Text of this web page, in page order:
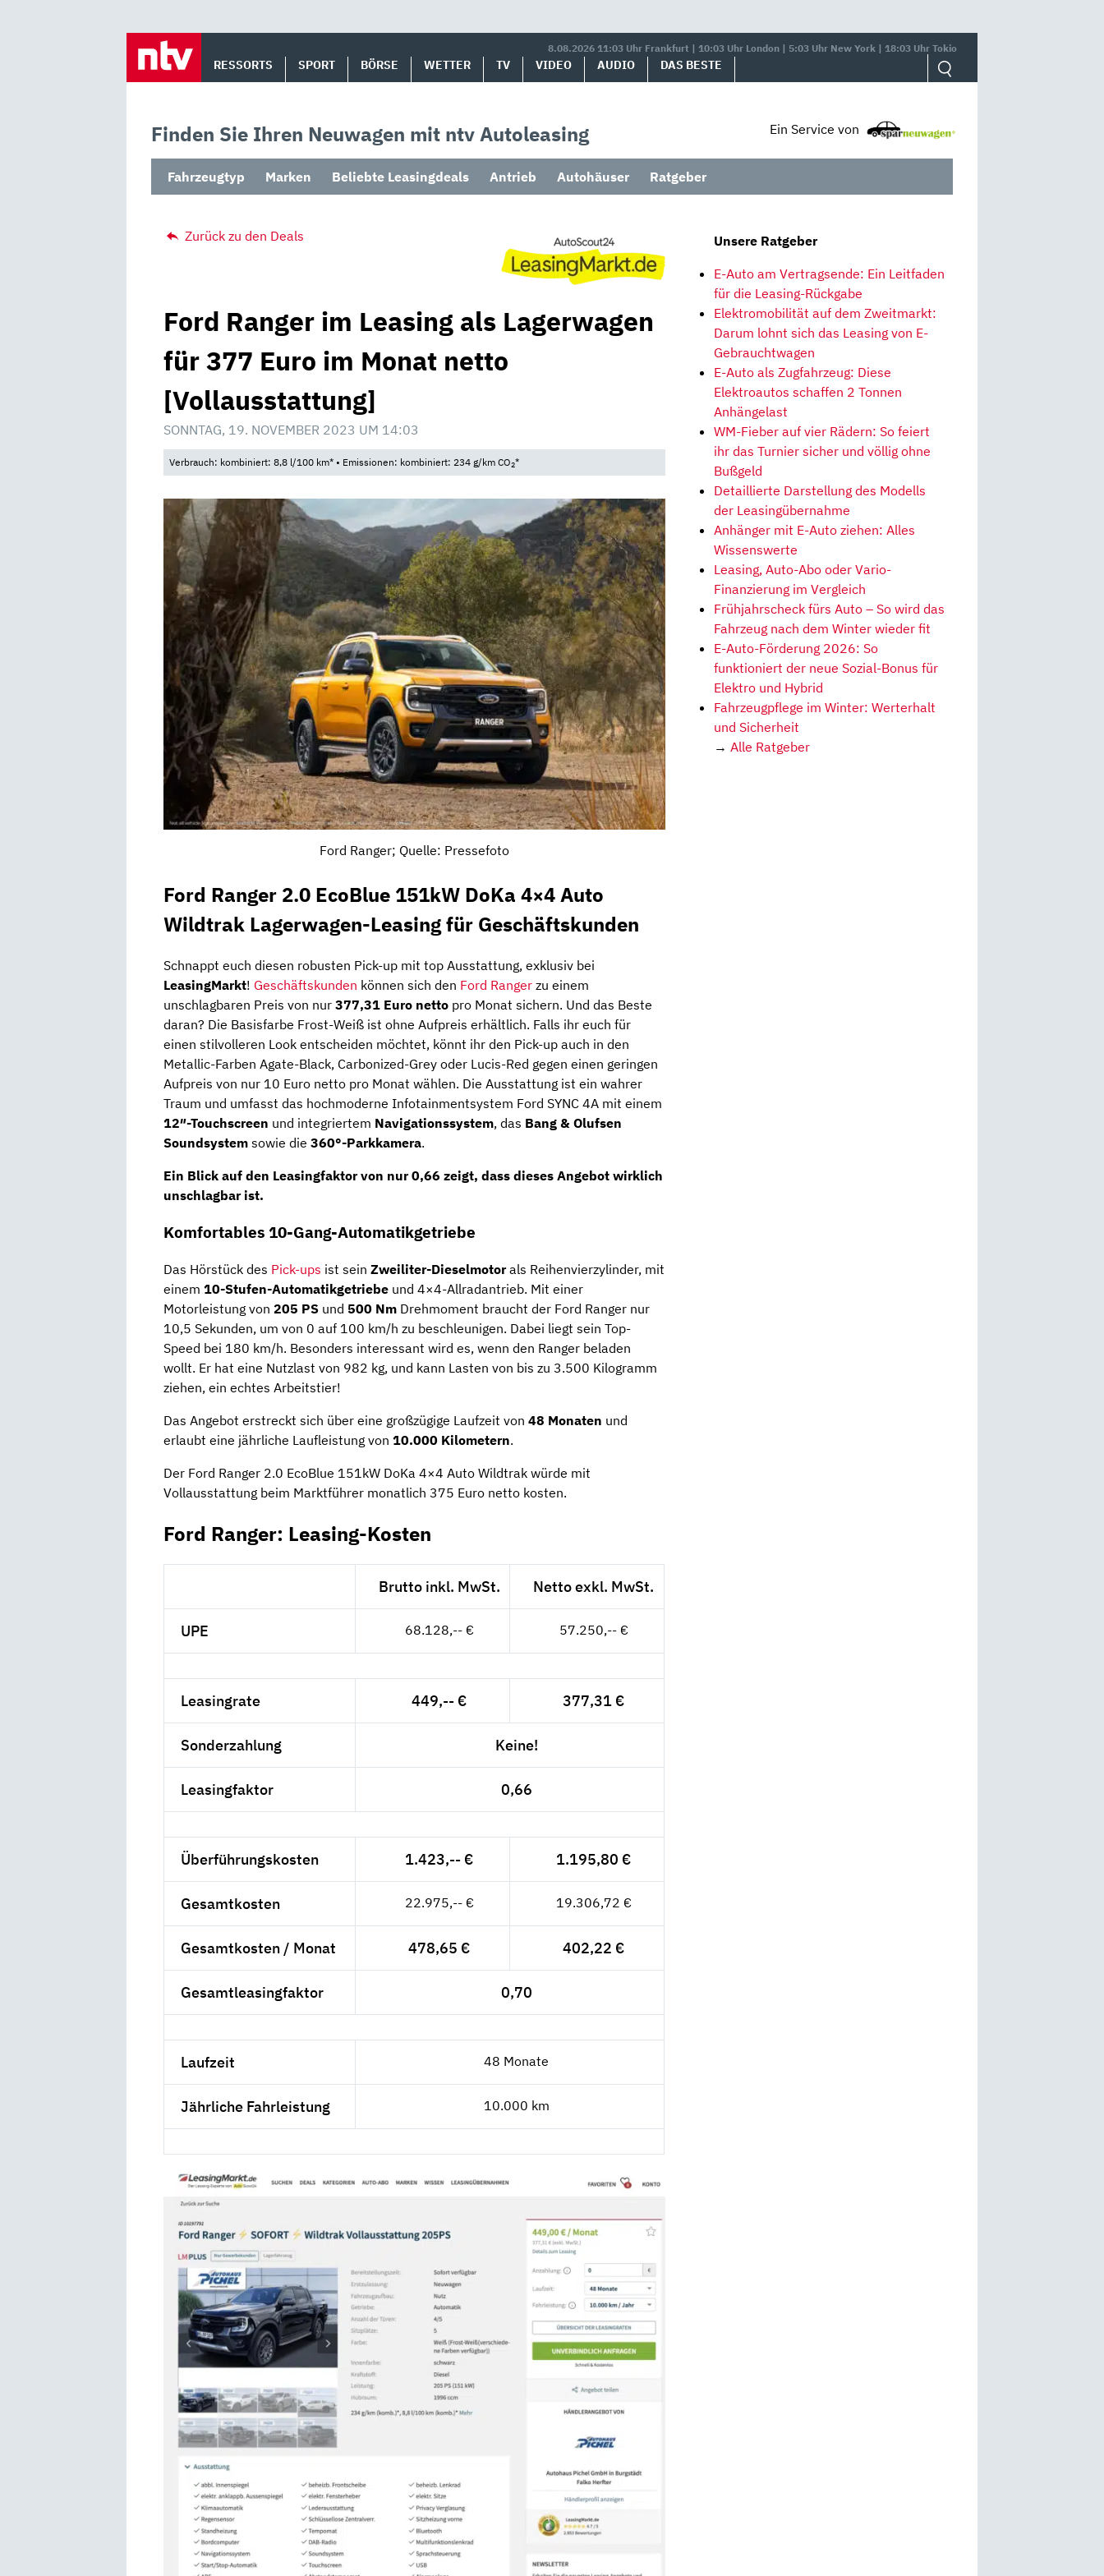
8.08.2026 11:03 Uhr Frankfurt | 10:03 Uhr London | 5:03 Uhr New York | 18:03 Uhr Tokio
RESSORTS SPORT BÖRSE WETTER TV VIDEO AUDIO DAS BESTE
Finden Sie Ihren Neuwagen mit ntv Autoleasing Ein Service von
Fahrzeugtyp Marken Beliebte Leasingdeals Antrieb Autohäuser Ratgeber
Zurück zu den Deals
Ford Ranger im Leasing als Lagerwagen
für 377 Euro im Monat netto
[Vollausstattung]
SONNTAG, 19. NOVEMBER 2023 UM 14:03
Verbrauch: kombiniert: 8,8 l/100 km* • Emissionen: kombiniert: 234 g/km CO2*
Ford Ranger; Quelle: Pressefoto
Ford Ranger 2.0 EcoBlue 151kW DoKa 4×4 Auto
Wildtrak Lagerwagen-Leasing für Geschäftskunden
Schnappt euch diesen robusten Pick-up mit top Ausstattung, exklusiv bei
LeasingMarkt! Geschäftskunden können sich den Ford Ranger zu einem
unschlagbaren Preis von nur 377,31 Euro netto pro Monat sichern. Und das Beste
daran? Die Basisfarbe Frost-Weiß ist ohne Aufpreis erhältlich. Falls ihr euch für
einen stilvolleren Look entscheiden möchtet, könnt ihr den Pick-up auch in den
Metallic-Farben Agate-Black, Carbonized-Grey oder Lucis-Red gegen einen geringen
Aufpreis von nur 10 Euro netto pro Monat wählen. Die Ausstattung ist ein wahrer
Traum und umfasst das hochmoderne Infotainmentsystem Ford SYNC 4A mit einem
12″-Touchscreen und integriertem Navigationssystem, das Bang & Olufsen
Soundsystem sowie die 360°-Parkkamera.
Ein Blick auf den Leasingfaktorvon nur0,66 zeigt, dass dieses Angebot wirklich
unschlagbar ist.
Komfortables 10-Gang-Automatikgetriebe
Das Hörstück des Pick-ups ist sein Zweiliter-Dieselmotorals Reihenvierzylinder, mit
einem 10-Stufen-Automatikgetriebe und 4×4-Allradantrieb. Mit einer
Motorleistung von 205 PS und 500 Nm Drehmoment braucht der Ford Ranger nur
10,5 Sekunden, um von 0 auf 100 km/h zu beschleunigen. Dabei liegt sein Top-
Speed bei 180 km/h. Besonders interessant wird es, wenn den Ranger beladen
wollt. Er hat eine Nutzlast von 982 kg, und kann Lasten von bis zu 3.500 Kilogramm
ziehen, ein echtes Arbeitstier!
Das Angebot erstreckt sich über eine großzügige Laufzeit von 48 Monaten und
erlaubt eine jährliche Laufleistung von 10.000 Kilometern.
Der Ford Ranger 2.0 EcoBlue 151kW DoKa 4×4 Auto Wildtrak würde mit
Vollausstattung beim Marktführer monatlich 375 Euro netto kosten.
Ford Ranger: Leasing-Kosten
Brutto inkl. MwSt. Netto exkl. MwSt.
UPE 68.128,-- € 57.250,-- €
Leasingrate 449,-- € 377,31 €
Sonderzahlung Keine!
Leasingfaktor 0,66
Überführungskosten 1.423,-- € 1.195,80 €
Gesamtkosten 22.975,-- € 19.306,72 €
Gesamtkosten / Monat 478,65 € 402,22 €
Gesamtleasingfaktor 0,70
Laufzeit 48 Monate
Jährliche Fahrleistung 10.000 km
Unsere Ratgeber
E-Auto am Vertragsende: Ein Leitfaden
für die Leasing-Rückgabe
Elektromobilität auf dem Zweitmarkt:
Darum lohnt sich das Leasing von E-
Gebrauchtwagen
E-Auto als Zugfahrzeug: Diese
Elektroautos schaffen 2 Tonnen
Anhängelast
WM-Fieber auf vier Rädern: So feiert
ihr das Turnier sicher und völlig ohne
Bußgeld
Detaillierte Darstellung des Modells
der Leasingübernahme
Anhänger mit E-Auto ziehen: Alles
Wissenswerte
Leasing, Auto-Abo oder Vario-
Finanzierung im Vergleich
Frühjahrscheck fürs Auto – So wird das
Fahrzeug nach dem Winter wieder fit
E-Auto-Förderung 2026: So
funktioniert der neue Sozial-Bonus für
Elektro und Hybrid
Fahrzeugpflege im Winter: Werterhalt
und Sicherheit
→ Alle Ratgeber